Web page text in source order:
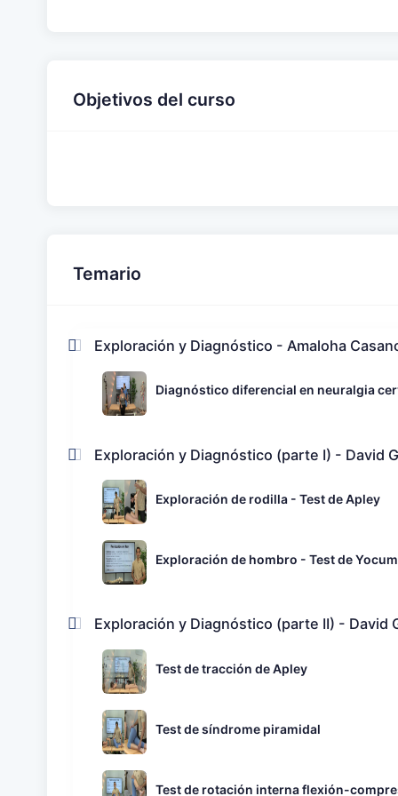
Objetivos del curso
Temario
Exploración y Diagnóstico - Amaloha
Diagnóstico diferencial en neuralgia
Exploración y Diagnóstico (parte I) - David
Exploración de rodilla - Test de Apley
Exploración de hombro - Test de Yocum
Exploración y Diagnóstico (parte II) - David
Test de tracción de Apley
Test de síndrome piramidal
Test de rotación interna flexión-